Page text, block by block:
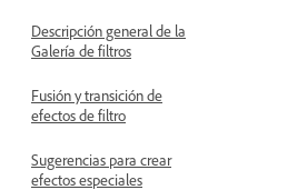
Descripción general de la
Galería de filtros
Fusión y transición de
efectos de filtro
Sugerencias para crear
efectos especiales